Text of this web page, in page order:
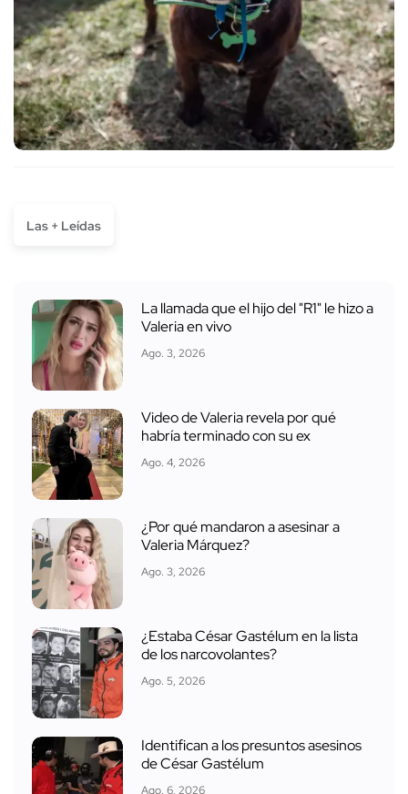
Las + Leídas
La llamada que el hijo del "R1" le hizo a
Valeria en vivo
Ago. 3, 2026
Video de Valeria revela por qué
habría terminado con su ex
Ago. 4, 2026
¿Por qué mandaron a asesinar a
Valeria Márquez?
Ago. 3, 2026
¿Estaba César Gastélum en la lista
de los narcovolantes?
Ago. 5, 2026
Identifican a los presuntos asesinos
de César Gastélum
Ago. 6, 2026